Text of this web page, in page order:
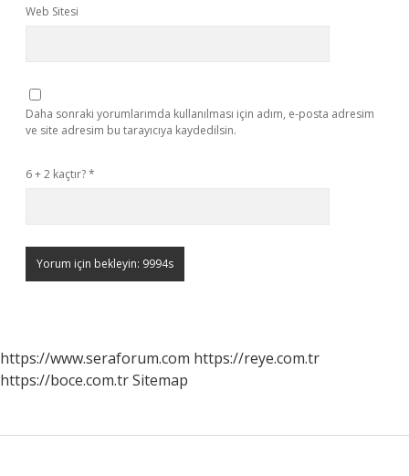
Web Sitesi
Daha sonraki yorumlarımda kullanılması için adım, e-posta adresim
ve site adresim bu tarayıcıya kaydedilsin.
6 + 2 kaçtır?*
https://www.seraforum.com https://reye.com.tr
https://boce.com.trSitemap